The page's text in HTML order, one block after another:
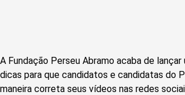
A Fundação Perseu Abramo acaba de lançar
dicas para que candidatos e candidatas do
maneira correta seus vídeos nas redes